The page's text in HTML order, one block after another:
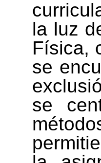
la luz
Física,
se
se